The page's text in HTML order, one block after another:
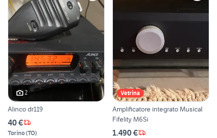
2
Alinco dr119
40 €
Torino(TO)
Vetrina
Amplificatore integrato Musical
Fifelity M6Si
1.490 €